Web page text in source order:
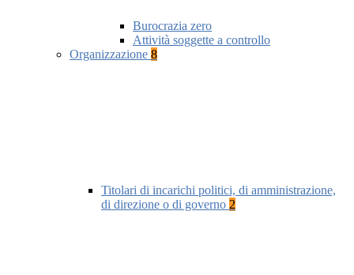
Burocrazia zero
Attività soggette a controllo
Organizzazione 8
Titolari di incarichi politici, di amministrazione,
di direzione o di governo 2